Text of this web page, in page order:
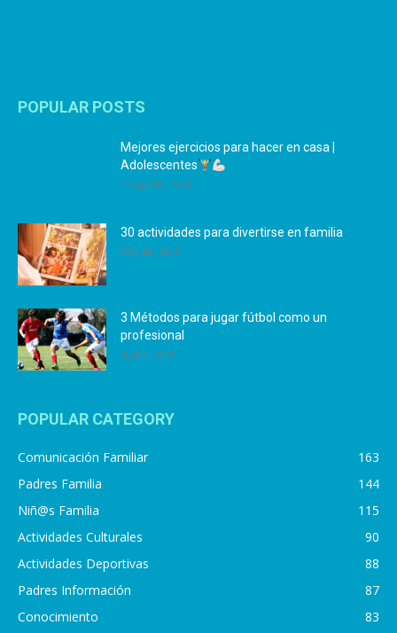
POPULAR POSTS
Mejores ejercicios para hacer en casa |
Adolescentes
12 agosto, 2024
30 actividades para divertirse en familia
25 julio, 2019
3 Métodos para jugar fútbol como un
profesional
4 julio, 2019
POPULAR CATEGORY
Comunicación Familiar
163
Padres Familia
144
Niñ@s Familia
115
Actividades Culturales
90
Actividades Deportivas
88
Padres Información
87
Conocimiento
83